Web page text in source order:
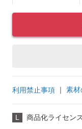
利用禁止事項 ｜ 素材
L 商品化ライセンス